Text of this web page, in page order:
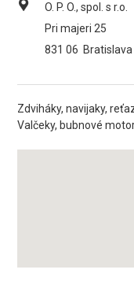
O. P. O., spol. s r.o.
Pri majeri 25
831 06 Bratislava
Zdviháky, navijaky,
Valčeky, bubnové